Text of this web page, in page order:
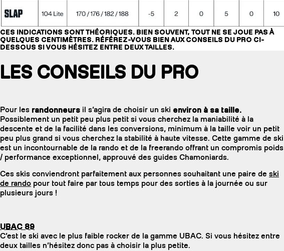
CES INDICATIONS SONT THÉORIQUES. BIEN SOUVENT, TOUT NE SE JOUE PAS À
QUELQUES CENTIMÈTRES. RÉFÉREZ-VOUS BIEN AUX CONSEILS DU PRO CI-
DESSOUS SI VOUS HÉSITEZ ENTRE DEUX TAILLES.
LES CONSEILS DU PRO
Pour les randonneurs il s’agira de choisir un ski environ à sa taille.
Possiblement un petit peu plus petit si vous cherchez la maniabilité à la
descente et de la facilité dans les conversions, minimum à la taille voir un petit
peu plus grand si vous cherchez la stabilité à haute vitesse. Cette gamme de ski
est un incontournable de la rando et de la freerando offrant un compromis poids
/ performance exceptionnel, approuvé des guides Chamoniards.
Ces skis conviendront parfaitement aux personnes souhaitant une paire de ski
de rando pour tout faire par tous temps pour des sorties à la journée ou sur
plusieurs jours !
UBAC 89
C’est le ski avec le plus faible rocker de la gamme UBAC. Si vous hésitez entre
deux tailles n’hésitez donc pas à choisir la plus petite.